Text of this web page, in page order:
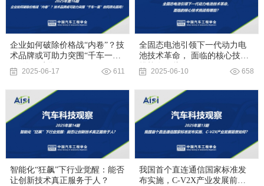
企业如何破除价格战“内卷”？技
术品牌或可助力突围“千车一
面”的同质化困局！
2025-06-17 611
全固态电池引领下一代动力电
池技术革命， 面临的核心技术
挑战有哪些？
2025-06-10 658
智能化“狂飙”下行业觉醒：能否
让创新技术真正服务于人？
我国首个直连通信国家标准发
布实施，C-V2X产业发展前景